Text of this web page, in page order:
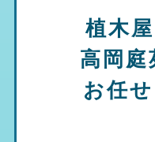
植木
高岡庭
お任